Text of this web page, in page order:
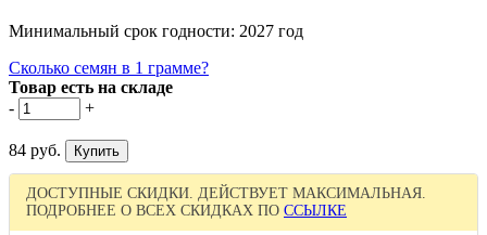
Минимальный срок годности: 2027 год
Сколько семян в 1 грамме?
Товар есть на складе
-
+
84 руб.
ДОСТУПНЫЕ СКИДКИ. ДЕЙСТВУЕТ МАКСИМАЛЬНАЯ.
ПОДРОБНЕЕ О ВСЕХ СКИДКАХ ПО ССЫЛКЕ